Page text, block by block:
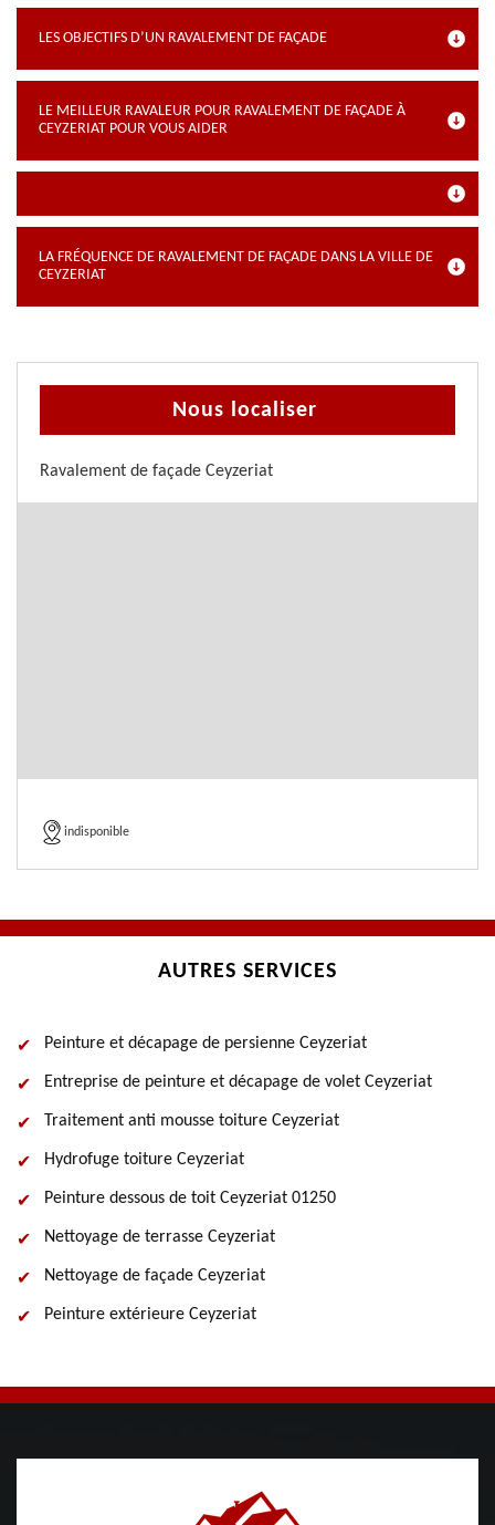
LES OBJECTIFS D’UN RAVALEMENT DE FAÇADE
LE MEILLEUR RAVALEUR POUR RAVALEMENT DE FAÇADE À
CEYZERIAT POUR VOUS AIDER
LA FRÉQUENCE DE RAVALEMENT DE FAÇADE DANS LA VILLE DE
CEYZERIAT
Nous localiser
Ravalement de façade Ceyzeriat
indisponible
AUTRES SERVICES
Peinture et décapage de persienne Ceyzeriat
Entreprise de peinture et décapage de volet Ceyzeriat
Traitement anti mousse toiture Ceyzeriat
Hydrofuge toiture Ceyzeriat
Peinture dessous de toit Ceyzeriat 01250
Nettoyage de terrasse Ceyzeriat
Nettoyage de façade Ceyzeriat
Peinture extérieure Ceyzeriat